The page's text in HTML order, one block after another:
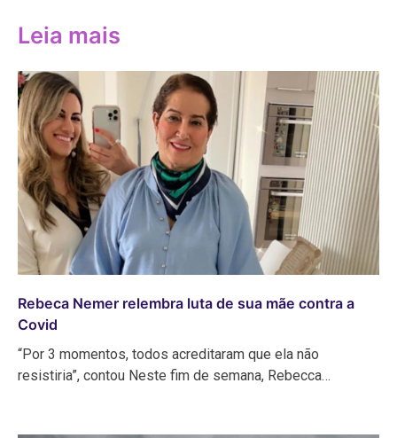
Leia mais
Rebeca Nemer relembra luta de sua mãe contra a
Covid
“Por 3 momentos, todos acreditaram que ela não
resistiria”, contou Neste fim de semana, Rebecca…